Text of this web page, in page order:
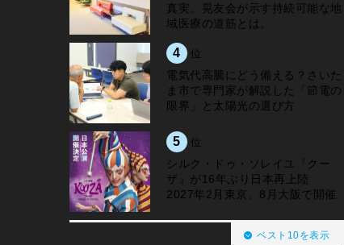
真実。晃友会が示す持続可能な地
域医療の道筋とは。
4 位
電気代高騰にどう備える？さいた
ま市で専門家が解説した「節電の
限界」と太陽光の選び方
5 位
シルク・ドゥ・ソレイユ『クー
ザ』が16年ぶり日本再上陸
2027年2月東京、8月大阪で開催
ベスト10を表示